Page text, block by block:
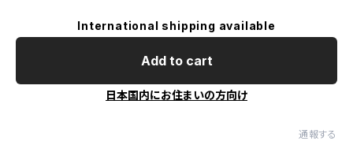
International shipping available
Add to cart
日本国内にお住まいの方向け
通報する